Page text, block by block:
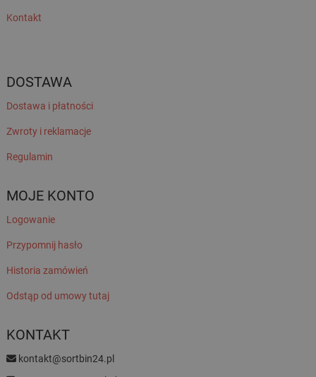
Kontakt
DOSTAWA
Dostawa i płatności
Zwroty i reklamacje
Regulamin
MOJE KONTO
Logowanie
Przypomnij hasło
Historia zamówień
Odstąp od umowy tutaj
KONTAKT
kontakt@sortbin24.pl